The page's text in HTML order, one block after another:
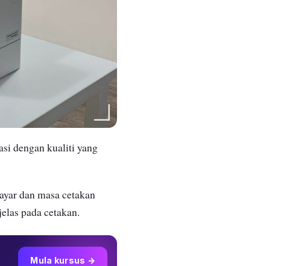
dengan kualiti yang
dan masa cetakan
pada cetakan.
Mula kursus →